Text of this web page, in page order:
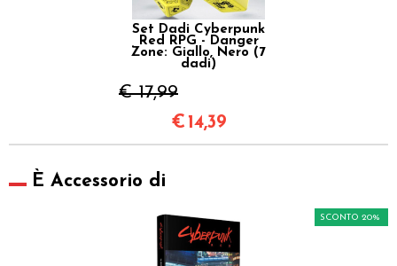
Set Dadi Cyberpunk
Red RPG - Danger
Zone: Giallo, Nero (7
dadi)
€ 17,99
€ 14,39
È Accessorio di
SCONTO 20%